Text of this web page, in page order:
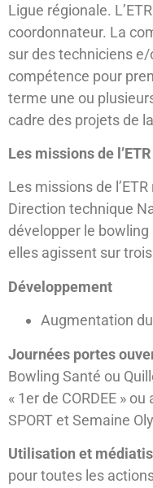
Ligue régionale.
coordonnateur. La
sur des techniciens
compétence pour
terme une ou
cadre des projets de
Les missions de l’ETR
Les missions de
Direction technique
développer le
elles agissent sur
Développement
Augmentation
Journées portes
Bowling Santé ou
« 1er de CORDEE »
SPORT et Semaine
Utilisation et
pour toutes les